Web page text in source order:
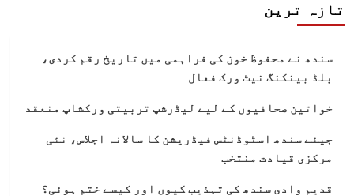
تازہ ترین
سندھ نے محفوظ خون کی فراہمی میں تاریخ رقم کردی،
بلڈ بینکنگ نیٹ ورک فعال
خواتین صحافیوں کے لیے لیڈرشپ تربیتی ورکشاپ منعقد
جیئے سندھ اسٹوڈنٹس فیڈریشن کا سالانہ اجلاس، نئی
مرکزی قیادت منتخب
قدیم وادی سندھ کی تہذیب کیوں اور کیسے ختم ہوئی؟